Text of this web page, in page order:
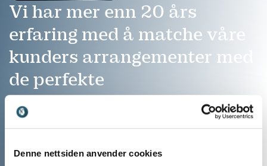
Denne nettsiden anvender cookies
Vi har mer enn 20 års
erfaring med å matche våre
kunders arrangementer med
de perfekte
foredragsholderne